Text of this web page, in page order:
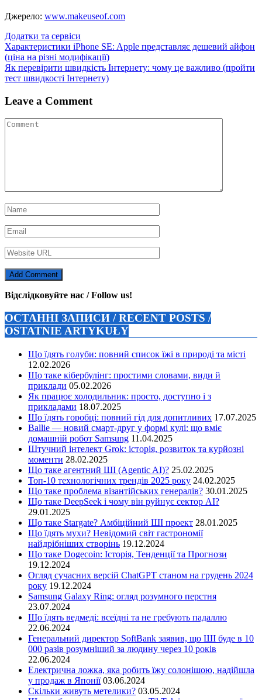
Джерело: www.makeuseof.com
Додатки та сервіси
Навігація
записів
Характеристики iPhone SE: Apple представляє дешевий айфон
(ціна на різні модифікації)
Як перевірити швидкість Інтернету: чому це важливо (пройти
тест швидкості Інтернету)
Leave a Comment
Відслідковуйте нас / Follow us!
ОСТАННІ ЗАПИСИ / RECENT POSTS /
OSTATNIE ARTYKUŁY
Що їдять голуби: повний список їжі в природі та місті
12.02.2026
Що таке кібербулінг: простими словами, види й
приклади 05.02.2026
Як працює холодильник: просто, доступно і з
прикладами 18.07.2025
Що їдять горобці: повний гід для допитливих 17.07.2025
Ballie — новий смарт-друг у формі кулі: що вміє
домашній робот Samsung 11.04.2025
Штучний інтелект Grok: історія, розвиток та курйозні
моменти 28.02.2025
Що таке агентний ШІ (Agentic AI)? 25.02.2025
Топ-10 технологічних трендів 2025 року 24.02.2025
Що таке проблема візантійських генералів? 30.01.2025
Що таке DeepSeek і чому він руйнує сектор АІ?
29.01.2025
Що таке Stargate? Амбіційний ШІ проект 28.01.2025
Що їдять мухи? Невідомий світ гастрономії
найдрібніших створінь 19.12.2024
Що таке Dogecoin: Історія, Тенденції та Прогнози
19.12.2024
Огляд сучасних версій ChatGPT станом на грудень 2024
року 19.12.2024
Samsung Galaxy Ring: огляд розумного перстня
23.07.2024
Що їдять ведмеді: всеїдні та не гребують падаллю
22.06.2024
Генеральний директор SoftBank заявив, що ШІ буде в 10
000 разів розумніший за людину через 10 років
22.06.2024
Електрична ложка, яка робить їжу солонішою, надійшла
у продаж в Японії 03.06.2024
Скільки живуть метелики? 03.05.2024